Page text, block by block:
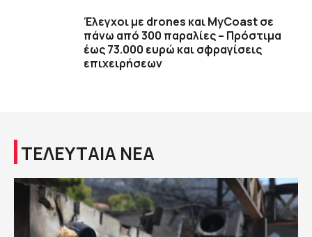
Έλεγχοι με drones και MyCoast σε
πάνω από 300 παραλίες – Πρόστιμα
έως 73.000 ευρώ και σφραγίσεις
επιχειρήσεων
ΤΕΛΕΥΤΑΙΑ ΝΕΑ